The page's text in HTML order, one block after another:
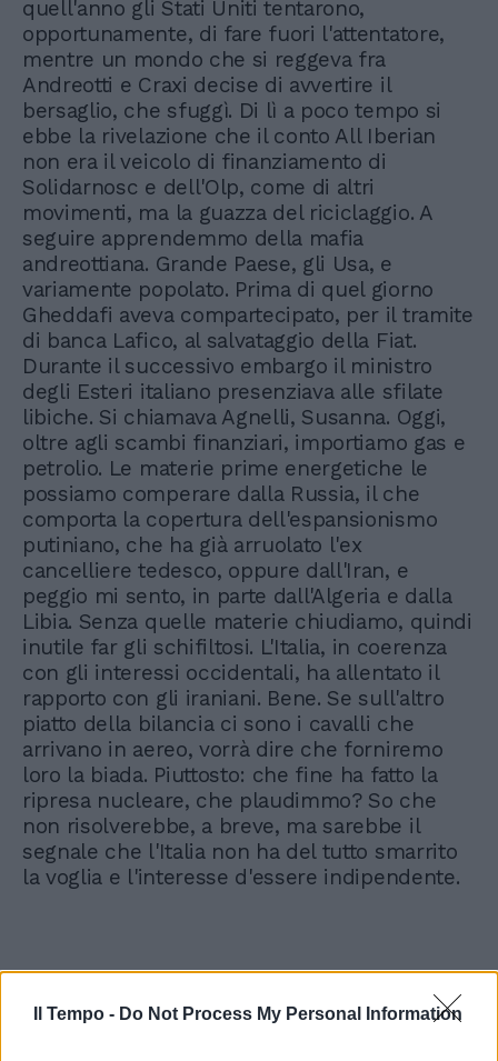
Il Tempo - Do Not Process My Personal Information
quell'anno gli Stati Uniti tentarono,
opportunamente, di fare fuori l'attentatore,
mentre un mondo che si reggeva fra
Andreotti e Craxi decise di avvertire il
bersaglio, che sfuggì. Di lì a poco tempo si
ebbe la rivelazione che il conto All Iberian
non era il veicolo di finanziamento di
Solidarnosc e dell'Olp, come di altri
movimenti, ma la guazza del riciclaggio. A
seguire apprendemmo della mafia
andreottiana. Grande Paese, gli Usa, e
variamente popolato. Prima di quel giorno
Gheddafi aveva compartecipato, per il tramite
di banca Lafico, al salvataggio della Fiat.
Durante il successivo embargo il ministro
degli Esteri italiano presenziava alle sfilate
libiche. Si chiamava Agnelli, Susanna. Oggi,
oltre agli scambi finanziari, importiamo gas e
petrolio. Le materie prime energetiche le
possiamo comperare dalla Russia, il che
comporta la copertura dell'espansionismo
putiniano, che ha già arruolato l'ex
cancelliere tedesco, oppure dall'Iran, e
peggio mi sento, in parte dall'Algeria e dalla
Libia. Senza quelle materie chiudiamo, quindi
inutile far gli schifiltosi. L'Italia, in coerenza
con gli interessi occidentali, ha allentato il
rapporto con gli iraniani. Bene. Se sull'altro
piatto della bilancia ci sono i cavalli che
arrivano in aereo, vorrà dire che forniremo
loro la biada. Piuttosto: che fine ha fatto la
ripresa nucleare, che plaudimmo? So che
non risolverebbe, a breve, ma sarebbe il
segnale che l'Italia non ha del tutto smarrito
la voglia e l'interesse d'essere indipendente.